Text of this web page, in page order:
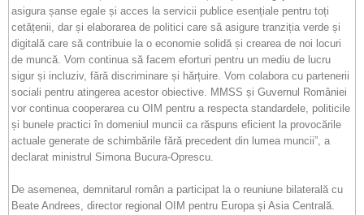
asigura șanse egale și acces la servicii publice esențiale pentru toți
cetățenii, dar și elaborarea de politici care să asigure tranziția verde și
digitală care să contribuie la o economie solidă și crearea de noi locuri
de muncă. Vom continua să facem eforturi pentru un mediu de lucru
sigur și incluziv, fără discriminare și hărțuire. Vom colabora cu partenerii
sociali pentru atingerea acestor obiective. MMSS și Guvernul României
vor continua cooperarea cu OIM pentru a respecta standardele, politicile
și bunele practici în domeniul muncii ca răspuns eficient la provocările
actuale generate de schimbările fără precedent din lumea muncii”, a
declarat ministrul Simona Bucura-Oprescu.
De asemenea, demnitarul român a participat la o reuniune bilaterală cu
Beate Andrees, director regional OIM pentru Europa și Asia Centrală.